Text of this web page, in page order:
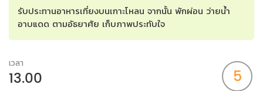
รับประทานอาหารเที่ยงบนเกาะโหลน จากนั้น พักผ่อน ว่ายน้ำ
อาบแดด ตามอัธยาศัย เก็บภาพประทับใจ
เวลา
13.00 5